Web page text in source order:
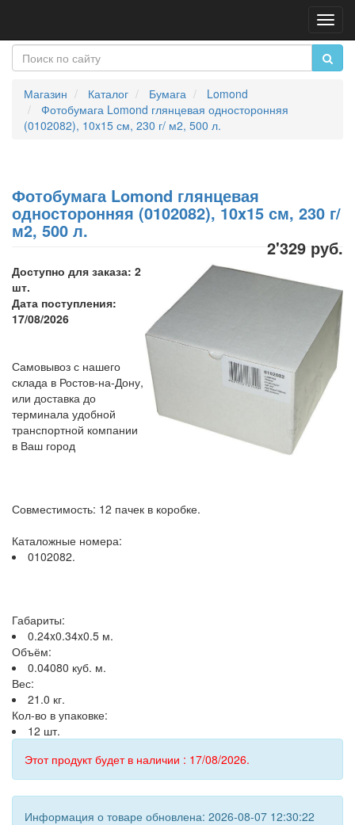
Магазин Каталог Бумага
Lomond
Фотобумага Lomond глянцевая односторонняя
(0102082), 10x15 см, 230 г/ м2, 500 л.
Фотобумага Lomond глянцевая
односторонняя (0102082), 10x15 см, 230 г/
м2, 500 л.
2'329 руб.
Доступно для заказа: 2
шт.
Дата поступления:
17/08/2026
Самовывоз с нашего
склада в Ростов-на-Дону,
или доставка до
терминала удобной
транспортной компании
в Ваш город
Совместимость: 12 пачек в коробке.
Каталожные номера:
0102082.
Габариты:
0.24x0.34x0.5 м.
Объём:
0.04080 куб. м.
Вес:
21.0 кг.
Кол-во в упаковке:
12 шт.
Этот продукт будет в наличии : 17/08/2026.
Информация о товаре обновлена: 2026-08-07 12:30:22